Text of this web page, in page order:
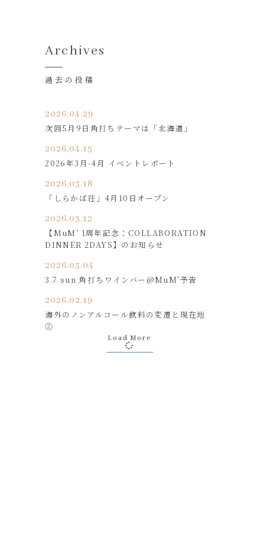
Archives
過去の投稿
2026.04.29
次回5月9日角打ちテーマは「北海道」
2026.04.15
2026年3月-4月 イベントレポート
2026.03.18
「しらかば荘」4月10日オープン
2026.03.12
【MuM’ 1周年記念：COLLABORATION
DINNER 2DAYS】のお知らせ
2026.03.04
3.7 sun 角打ちワインバー@MuM’予告
2026.02.19
海外のノンアルコール飲料の変遷と現在地
②
Load More